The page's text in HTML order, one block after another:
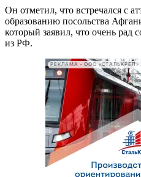
Он отметил, что встречался с
образованию посольства
который заявил, что очень рад
из РФ.
РЕКЛАМА • ООО «СТАЛЬКРЕП»